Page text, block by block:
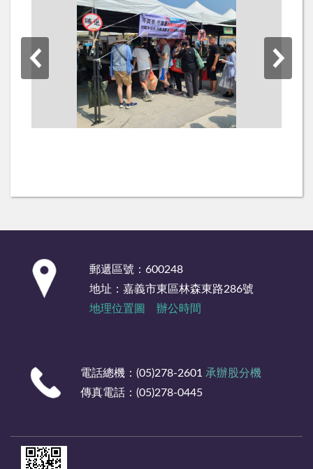
郵遞區號：600248
地址：嘉義市東區林森東路286號
地理位置圖
辦公時間
電話總機：(05)278-2601 承辦股分機
傳真電話：(05)278-0445